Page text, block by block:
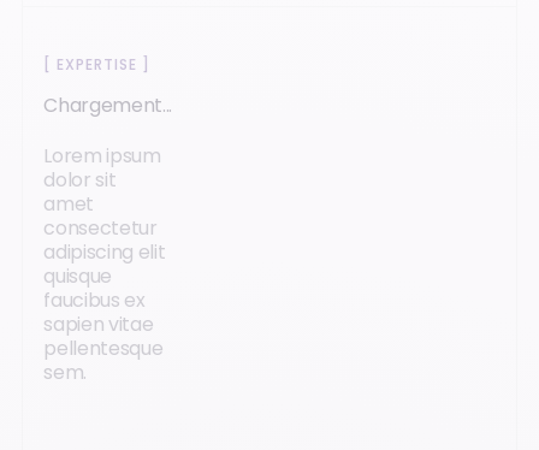
EXPERTISE
Chargement...
Lorem ipsum
dolor sit
amet
consectetur
adipiscing elit
quisque
faucibus ex
sapien vitae
pellentesque
sem.